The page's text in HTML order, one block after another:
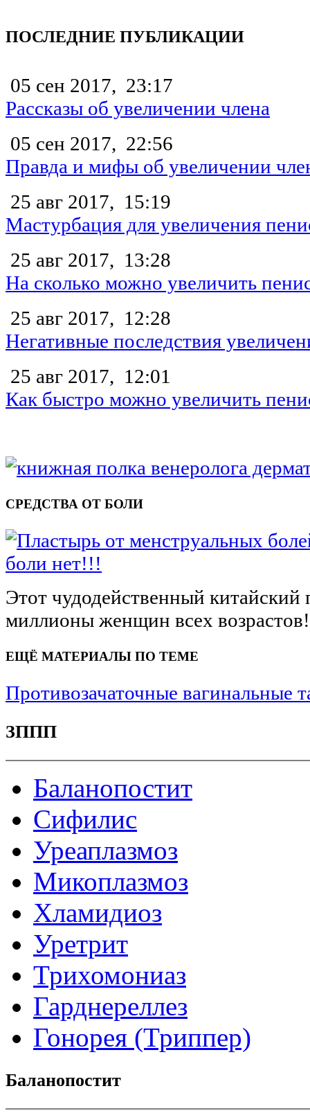
ПОСЛЕДНИЕ ПУБЛИКАЦИИ
05 сен 2017, 23:17
Рассказы об увеличении члена
05 сен 2017, 22:56
Правда и мифы об увеличении
25 авг 2017, 15:19
Мастурбация для увеличения
25 авг 2017, 13:28
На сколько можно увеличить
25 авг 2017, 12:28
Негативные последствия
25 авг 2017, 12:01
Как быстро можно увеличить
СРЕДСТВА ОТ БОЛИ
боли нет!!!
Этот чудодейственный
миллионы женщин всех
ЕЩЁ МАТЕРИАЛЫ ПО ТЕМЕ
Противозачаточные вагинальные
ЗППП
Баланопостит
Сифилис
Уреаплазмоз
Микоплазмоз
Хламидиоз
Уретрит
Трихомониаз
Гарднереллез
Гонорея (Триппер)
Баланопостит